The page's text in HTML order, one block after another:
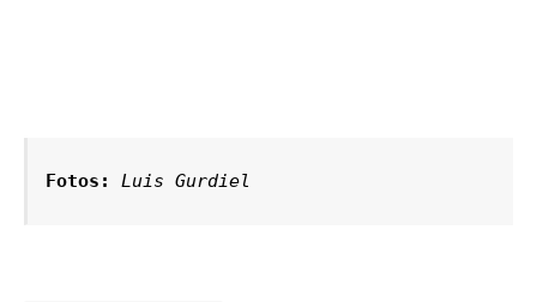
Fotos: Luis Gurdiel